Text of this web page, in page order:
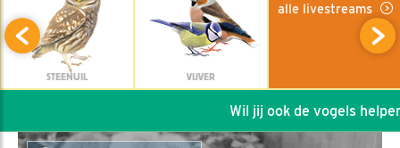
STEENUIL VIJVER
alle livestreams
Wil jij ook de vogels